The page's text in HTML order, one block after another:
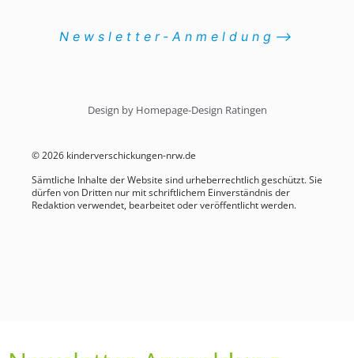
Newsletter-Anmeldung⟶
Design by Homepage-Design Ratingen
© 2026 kinderverschickungen-nrw.de
Sämtliche Inhalte der Website sind urheberrechtlich geschützt. Sie
dürfen von Dritten nur mit schriftlichem Einverständnis der
Redaktion verwendet, bearbeitet oder veröffentlicht werden.